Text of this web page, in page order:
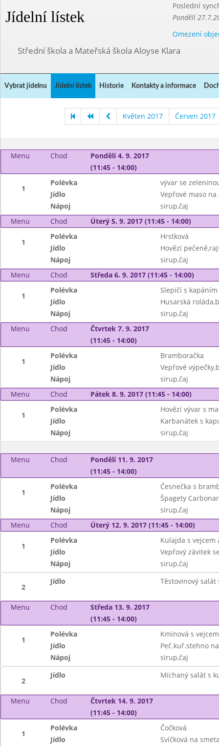
Jídelní lístek
Poslední
Pondělí
Omezení
Střední škola a Mateřská škola Aloyse Klara
Vybrat jídelnu Jídelní lístek Historie Kontakty a informace
Květen 2017 Červen 2017
Menu Chod
Pondělí 4. 9. 2017
(11:45 - 14:00)
1
Polévka
vývar se
Jídlo
Vepřové maso
Nápoj
sirup,čaj
Menu
Chod Úterý 5. 9. 2017 (11:45 - 14:00)
1
Polévka
Hrstková
Jídlo
Hovězí
Nápoj
sirup,čaj
Menu
Chod Středa 6. 9. 2017 (11:45 - 14:00)
1
Polévka
Slepičí s kapáním
Jídlo
Husarská
Nápoj
sirup,čaj
Menu
Chod
Čtvrtek 7. 9. 2017
(11:45 - 14:00)
1
Polévka
Bramboračka
Jídlo
Vepřové
Nápoj
sirup,čaj
Menu
Chod Pátek 8. 9. 2017 (11:45 - 14:00)
1
Polévka
Hovězí vývar s
Jídlo
Karbanátek s
Nápoj
sirup,čaj
Menu Chod
Pondělí 11. 9. 2017
(11:45 - 14:00)
1
Polévka
Česnečka s
Jídlo
Špagety
Nápoj
sirup,čaj
Menu
Chod Úterý 12. 9. 2017 (11:45 - 14:00)
1
Polévka
Kulajda s
Jídlo
Vepřový závitek
Nápoj
sirup,čaj
2
Jídlo Těstovinový
Menu Chod
Středa 13. 9. 2017
(11:45 - 14:00)
1
Polévka
Kmínová s vejcem
Jídlo
Peč.kuř.stehno
Nápoj
sirup,čaj
2
Jídlo Míchaný salát s
Menu Chod
Čtvrtek 14. 9. 2017
(11:45 - 14:00)
1
Polévka
Čočková
Jídlo
Svíčková na